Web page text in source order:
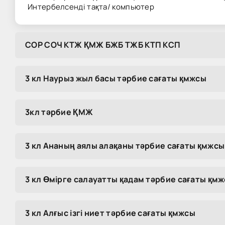
Интербелсенді тақта/ компьютер
COP COЧ KTЖ ҚMЖ БЖБ TЖБ KTП KCП
3 кл Наурыз жыл басы тәрбие сағаты қмжсы
3кл тәрбие ҚМЖ
3 кл Ананың аялы алақаны тәрбие сағаты қмжсы
3 кл Өмірге салауатты қадам тәрбие сағаты
3 кл Алғыс ізгі ниет тәрбие сағаты қмжсы